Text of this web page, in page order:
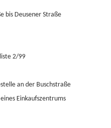
bis Deusener Straße
2/99
an der Buschstraße
Einkaufszentrums